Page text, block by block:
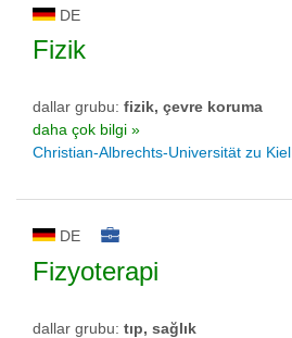
DE
Fizik
dallar grubu: fizik, çevre koruma
daha çok bilgi »
Christian-Albrechts-Universität zu Kiel
DE
Fizyoterapi
dallar grubu: tıp, sağlık